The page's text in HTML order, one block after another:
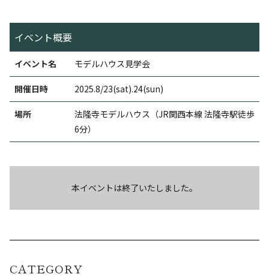
イベント概要
イベント名 モデルハウス見学会
開催日時 2025.8/23(sat).24(sun)
場所
法隆寺モデルハウス（JR関西本線 法隆寺駅徒歩
6分）
本イベントは終了いたしました。
CATEGORY